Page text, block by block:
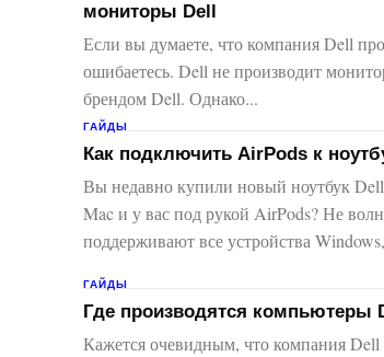
мониторы Dell
Если вы думаете, что компания Dell
ошибаетесь. Dell не производит
брендом Dell. Однако...
ГАЙДЫ
Как подключить AirPods к
Вы недавно купили новый ноутбук
Mac и у вас под рукой AirPods? Не
поддерживают все устройства
ГАЙДЫ
Где производятся компьютеры
Кажется очевидным, что компания